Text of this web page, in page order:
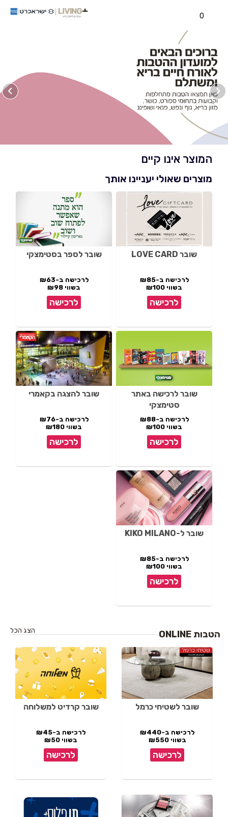
0
המוצר אינו קיים
מוצרים שאולי יעניינו אותך
שובר LOVE CARD
לרכישה ב-₪85
בשווי ₪100
לרכישה
שובר לספר בסטימצקי
לרכישה ב-₪63
בשווי ₪98
לרכישה
שובר לרכישה באתר
סטימצקי
לרכישה ב-₪88
בשווי ₪100
לרכישה
שובר להצגה בקאמרי
לרכישה ב-₪76
בשווי ₪180
לרכישה
שובר ל-KIKO MILANO
לרכישה ב-₪85
בשווי ₪100
לרכישה
הטבות ONLINE הצג הכל
שובר לשטיחי כרמל
לרכישה ב-₪440
בשווי ₪550
לרכישה
שובר קרדיט למשלוחה
לרכישה ב-₪45
בשווי ₪50
לרכישה